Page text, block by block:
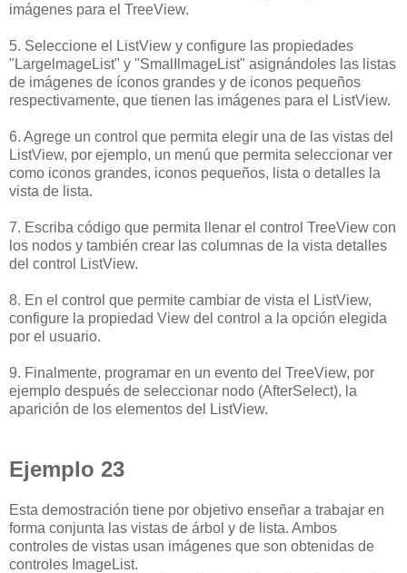
imágenes para el TreeView.
5. Seleccione el ListView y configure las propiedades
"LargelmageList" y "SmalIlmageList" asignándoles las listas
de imágenes de íconos grandes y de iconos pequeños
respectivamente, que tienen las imágenes para el ListView.
6. Agrege un control que permita elegir una de las vistas del
ListView, por ejemplo, un menú que permita seleccionar ver
como iconos grandes, iconos pequeños, lista o detalles la
vista de lista.
7. Escriba código que permita llenar el control TreeView con
los nodos y también crear las columnas de la vista detalles
del control ListView.
8. En el control que permite cambiar de vista el ListView,
configure la propiedad View del control a la opción elegida
por el usuario.
9. Finalmente, programar en un evento del TreeView, por
ejemplo después de seleccionar nodo (AfterSelect), la
aparición de los elementos del ListView.
Ejemplo 23
Esta demostración tiene por objetivo enseñar a trabajar en
forma conjunta las vistas de árbol y de lista. Ambos
controles de vistas usan imágenes que son obtenidas de
controles ImageList.